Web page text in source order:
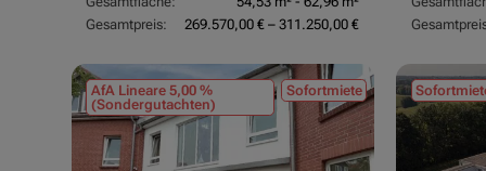
Gesamtpreis:
269.570,00 € – 311.250,00 €
AfA Lineare 5,00 %
(Sondergutachten)
Sofortmiete